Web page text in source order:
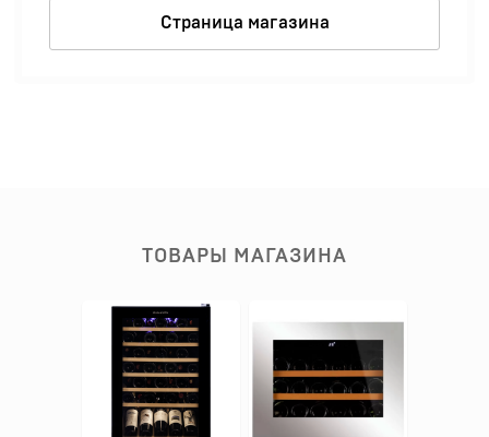
Страница магазина
ТОВАРЫ МАГАЗИНА